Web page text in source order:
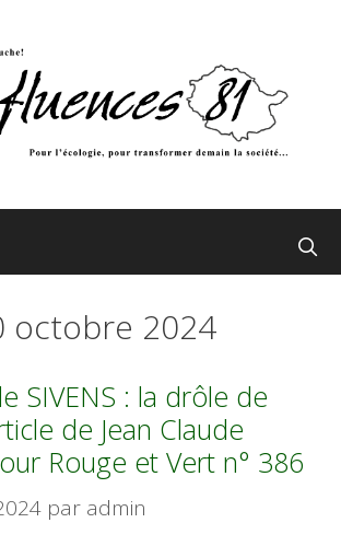
octobre 2024
SIVENS : la drôle de
de Jean Claude
Rouge et Vert n° 386
par admin